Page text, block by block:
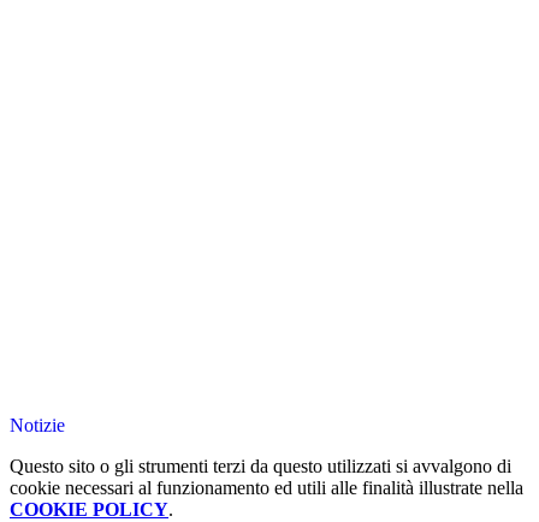
Notizie
Questo sito o gli strumenti terzi da questo utilizzati si avvalgono di
cookie necessari al funzionamento ed utili alle finalità illustrate nella
COOKIE POLICY.